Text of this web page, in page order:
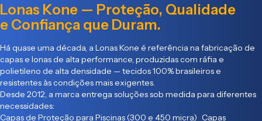
Lonas Kone — Proteção, Qualidade
e Confiança que Duram.
Há quase uma década, a Lonas Kone é referência na fabricação de
capas e lonas de alta performance, produzidas com ráfia e
polietileno de alta densidade — tecidos 100% brasileiros e
resistentes às condições mais exigentes.
Desde 2012, a marca entrega soluções sob medida para diferentes
necessidades:
Capas de Proteção para Piscinas (300 e 450 micra) Capas